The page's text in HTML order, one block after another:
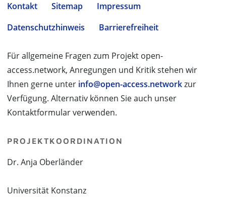
Kontakt Sitemap
Impressum
Datenschutzhinweis
Barrierefreiheit
Für allgemeine Fragen zum Projekt open-
access.network, Anregungen und Kritik stehen wir
Ihnen gerne unter info@open-access.networkzur
Verfügung. Alternativ können Sie auch unser
Kontaktformular verwenden.
PROJEKTKOORDINATION
Dr. Anja Oberländer
Universität Konstanz